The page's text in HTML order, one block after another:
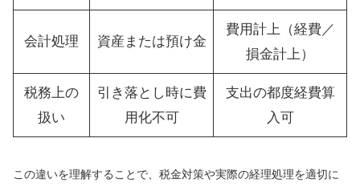
会計処理 資産または預け金
費用計上（経費／
損金計上）
税務上の
扱い
引き落とし時に費
用化不可
支出の都度経費算
入可
この違いを理解することで、税金対策や実際の経理処理を適切に